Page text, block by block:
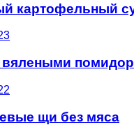
картофельный
вялеными
щи без мяса